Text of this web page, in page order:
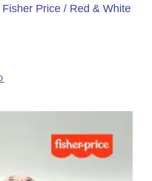
Price / Red & White